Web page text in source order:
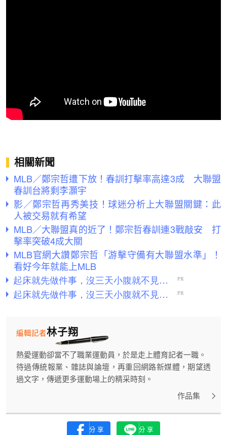
相關新聞
MLB／鄭宗哲遭下放！春訓打擊率高達3成 大聯盟
春訓台將剩李灝宇
影／鄭宗哲再秀美技！球迷分析上大聯盟關鍵：此
人被交易就有希望
MLB／大聯盟真的近了！鄭宗哲春訓連3戰敲安 打
擊率突破4成大關
MLB官網大讚鄭宗哲「游擊守備有大聯盟水準」！
看好今年就能上MLB
林子翔
編輯記者
熱愛運動卻當不了職業運動員，於是走上體育記者一職。
待過傳統報業、雜誌與論壇，再重回網路新媒體，期望透
過文字，傳遞更多運動場上的精采時刻。
作品集
分享 分享